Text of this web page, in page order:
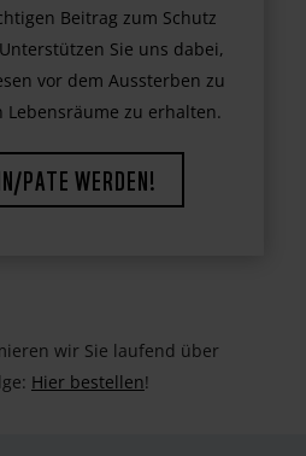
Beitrag zum Schutz
Sie uns dabei,
vor dem Aussterben zu
zu erhalten.
PATE WERDEN!
wir Sie laufend über
Hier bestellen!